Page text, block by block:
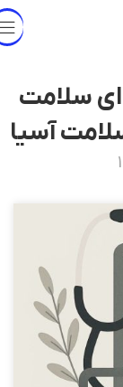
سلامت
آسیا